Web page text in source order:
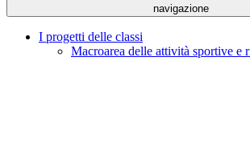
navigazione
I progetti delle classi
Macroarea delle attività sportive e